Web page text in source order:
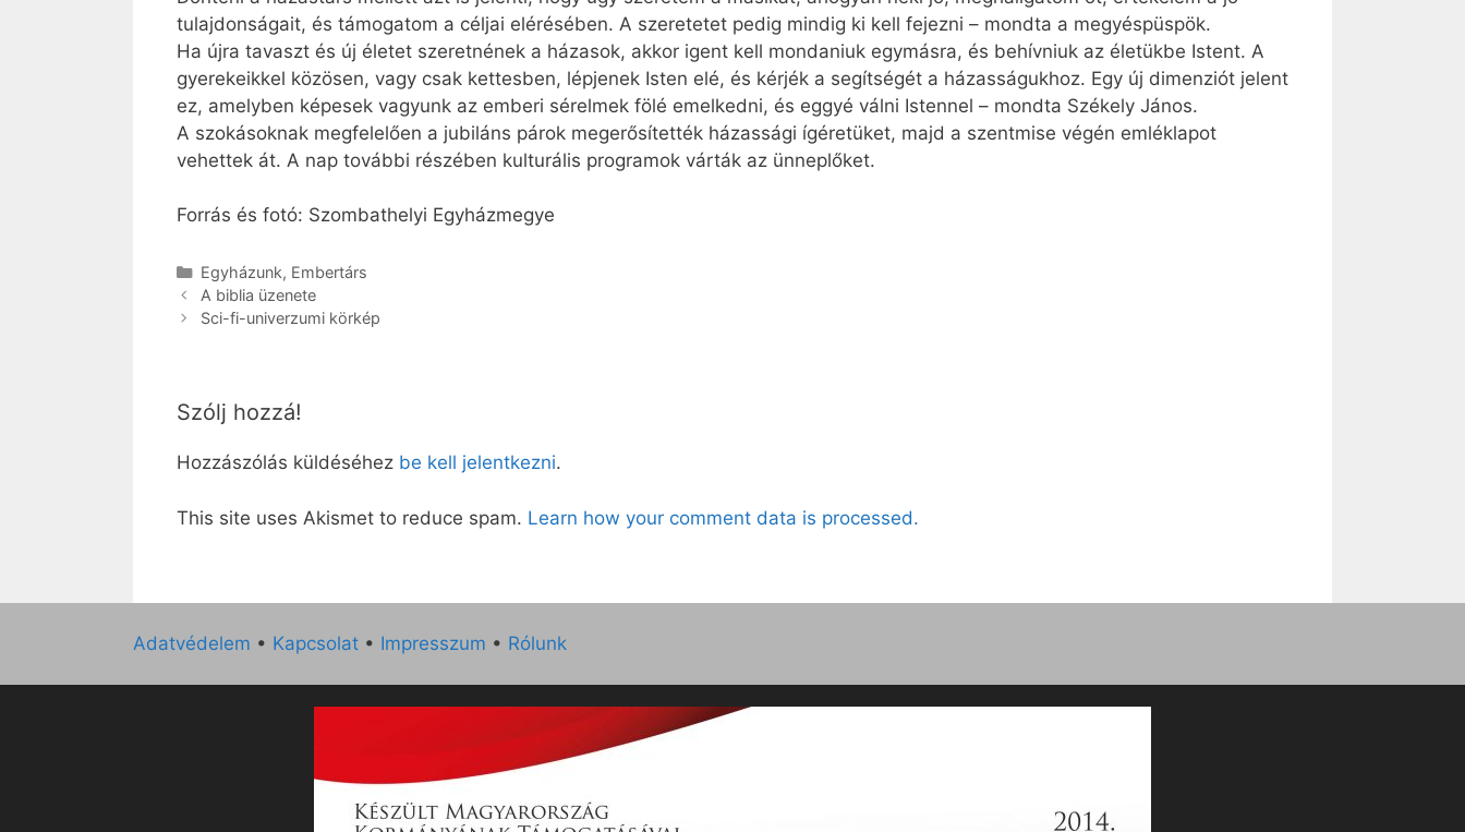
tulajdonságait, és támogatom a céljai elérésében. A szeretetet pedig mindig ki kell fejezni – mondta a megyéspüspök.
Ha újra tavaszt és új életet szeretnének a házasok, akkor igent kell mondaniuk egymásra, és behívniuk az életükbe Istent. A
gyerekeikkel közösen, vagy csak kettesben, lépjenek Isten elé, és kérjék a segítségét a házasságukhoz. Egy új dimenziót jelent
ez, amelyben képesek vagyunk az emberi sérelmek fölé emelkedni, és eggyé válni Istennel – mondta Székely János.
A szokásoknak megfelelően a jubiláns párok megerősítették házassági ígéretüket, majd a szentmise végén emléklapot
vehettek át. A nap további részében kulturális programok várták az ünneplőket.
Forrás és fotó: Szombathelyi Egyházmegye
Kategória
Egyházunk, Embertárs
A biblia üzenete
Sci-fi-univerzumi körkép
Szólj hozzá!
Hozzászólás küldéséhez be kell jelentkezni.
This site uses Akismet to reduce spam. Learn how your comment data is processed.
Adatvédelem • Kapcsolat • Impresszum • Rólunk